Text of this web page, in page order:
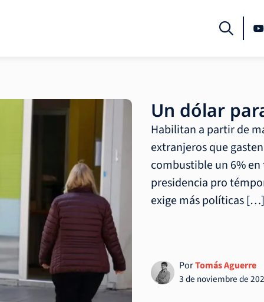
Un dólar
Habilitan a partir de
extranjeros que
combustible un 6%
presidencia pro
exige más políticas […]
PorTomás Aguerre
3 de noviembre de